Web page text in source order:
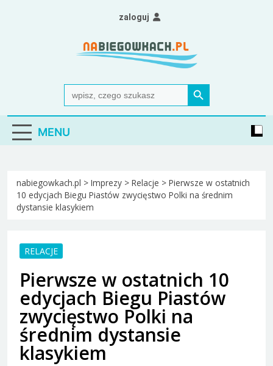
Nabiegowkach.pl
portal miłośników narciarstwa biegowego
Search
for:
Search Button
zaloguj
MENU
nabiegowkach.pl > Imprezy > Relacje > Pierwsze w ostatnich
10 edycjach Biegu Piastów zwycięstwo Polki na średnim
dystansie klasykiem
RELACJE
Pierwsze w ostatnich 10
edycjach Biegu Piastów
zwycięstwo Polki na
średnim dystansie
klasykiem